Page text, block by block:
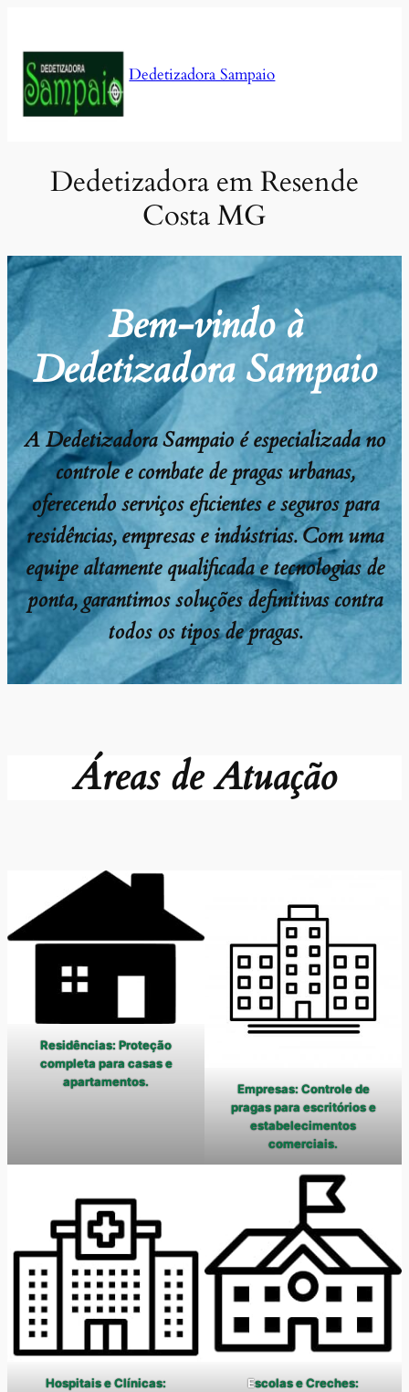
conteúdo
Dedetizadora Sampaio
Dedetizadora em Resende
Costa MG
Bem-vindo à
Dedetizadora Sampaio
A Dedetizadora Sampaio é especializada no
controle e combate de pragas urbanas,
oferecendo serviços eficientes e seguros para
residências, empresas e indústrias. Com uma
equipe altamente qualificada e tecnologias de
ponta, garantimos soluções definitivas contra
todos os tipos de pragas.
Áreas de Atuação
Residências: Proteção
completa para casas e
apartamentos.
Empresas: Controle de
pragas para escritórios e
estabelecimentos
comerciais.
Hospitais e Clínicas:
Escolas e Creches: